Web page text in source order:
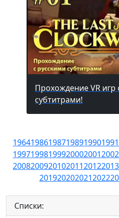
Прохождение VR игр
субтитрами!
196419861987198919901991
199719981999200020012002
200820092010201120122013
2019202020212022
Списки: